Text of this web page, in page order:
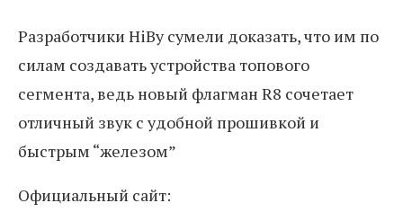
Разработчики HiBy сумели доказать, что им по
силам создавать устройства топового
сегмента, ведь новый флагман R8 сочетает
отличный звук с удобной прошивкой и
быстрым “железом”
Официальный сайт: